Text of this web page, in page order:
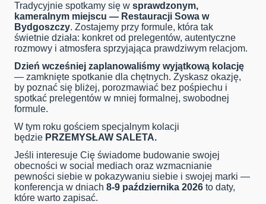
Tradycyjnie spotkamy się w sprawdzonym,
kameralnym miejscu — Restauracji Sowa w
Bydgoszczy. Zostajemy przy formule, która tak
świetnie działa: konkret od prelegentów, autentyczne
rozmowy i atmosfera sprzyjająca prawdziwym relacjom.
Dzień wcześniej zaplanowaliśmy wyjątkową kolację
— zamknięte spotkanie dla chętnych. Zyskasz okazję,
by poznać się bliżej, porozmawiać bez pośpiechu i
spotkać prelegentów w mniej formalnej, swobodnej
formule.
W tym roku gościem specjalnym kolacji
będzie PRZEMYSŁAW SALETA.
Jeśli interesuje Cię świadome budowanie swojej
obecności w social mediach oraz wzmacnianie
pewności siebie w pokazywaniu siebie i swojej marki —
konferencja w dniach 8-9 października 2026 to daty,
które warto zapisać.